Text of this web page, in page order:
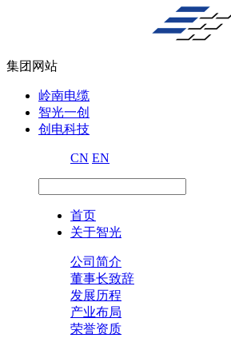
集团网站
岭南电缆
智光一创
创电科技
CN EN
首页
关于智光
公司简介
董事长致辞
发展历程
产业布局
荣誉资质